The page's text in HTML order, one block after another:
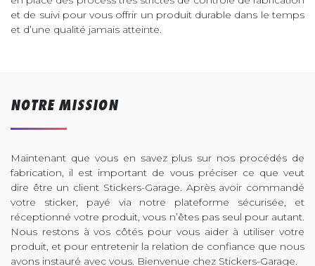
et de suivi pour vous offrir un produit durable dans le temps
et d’une qualité jamais atteinte.
NOTRE MISSION
Maintenant que vous en savez plus sur nos procédés de
fabrication, il est important de vous préciser ce que veut
dire être un client Stickers-Garage. Après avoir commandé
votre sticker, payé via notre plateforme sécurisée, et
réceptionné votre produit, vous n’êtes pas seul pour autant.
Nous restons à vos côtés pour vous aider à utiliser votre
produit, et pour entretenir la relation de confiance que nous
avons instauré avec vous. Bienvenue chez Stickers-Garage.